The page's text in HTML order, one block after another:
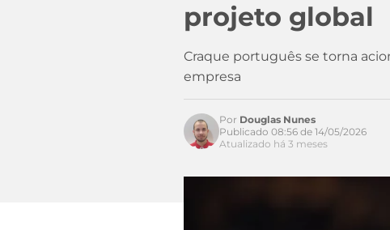
projeto global
Craque português se torna
empresa
Por Douglas Nunes
Publicado 08:56 de 14/05/2026
Atualizado há 3 meses